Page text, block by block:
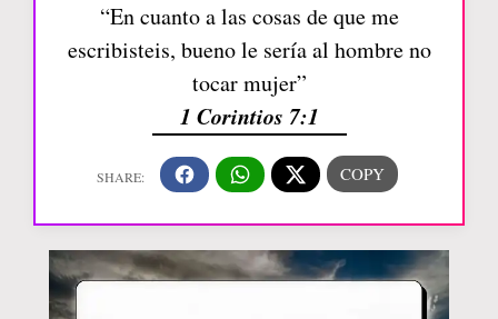
“En cuanto a las cosas de que me
escribisteis, bueno le sería al hombre no
tocar mujer”
1 Corintios 7:1